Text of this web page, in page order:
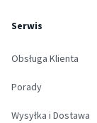
Serwis
Obsługa Klienta
Porady
Wysyłka i Dostawa